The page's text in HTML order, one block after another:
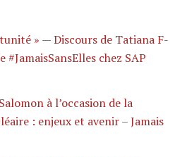
» — Discours de Tatiana F-
chez SAP
à l’occasion de la
: enjeux et avenir – Jamais